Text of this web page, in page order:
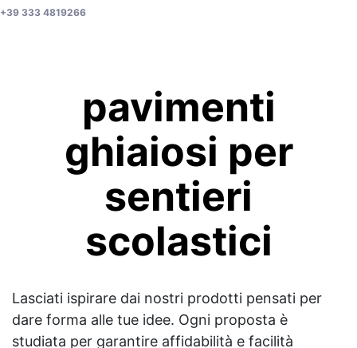
+39 333 4819266
pavimenti
ghiaiosi per
sentieri
scolastici
Lasciati ispirare dai nostri prodotti pensati per
dare forma alle tue idee. Ogni proposta è
studiata per garantire affidabilità e facilità